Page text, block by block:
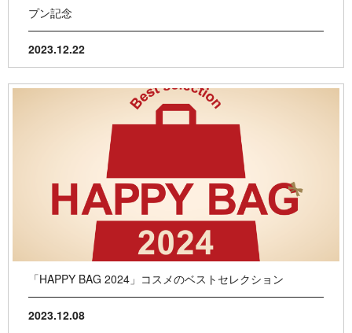
プン記念
2023.12.22
「HAPPY BAG 2024」コスメのベストセレクション
2023.12.08